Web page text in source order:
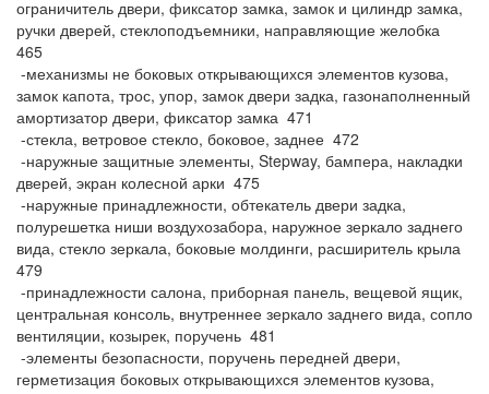
ограничитель двери, фиксатор замка, замок и цилиндр замка,
ручки дверей, стеклоподъемники, направляющие желобка
465
-механизмы не боковых открывающихся элементов кузова,
замок капота, трос, упор, замок двери задка, газонаполненный
амортизатор двери, фиксатор замка 471
-стекла, ветровое стекло, боковое, заднее 472
-наружные защитные элементы, Stepway, бампера, накладки
дверей, экран колесной арки 475
-наружные принадлежности, обтекатель двери задка,
полурешетка ниши воздухозабора, наружное зеркало заднего
вида, стекло зеркала, боковые молдинги, расширитель крыла
479
-принадлежности салона, приборная панель, вещевой ящик,
центральная консоль, внутреннее зеркало заднего вида, сопло
вентиляции, козырек, поручень 481
-элементы безопасности, поручень передней двери,
герметизация боковых открывающихся элементов кузова,